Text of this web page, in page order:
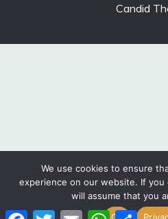
Candid
FacebookTwitterEmail WhatsApp
Share
We use cookies to ensure
experience on our website. If
will assume that you
Ok